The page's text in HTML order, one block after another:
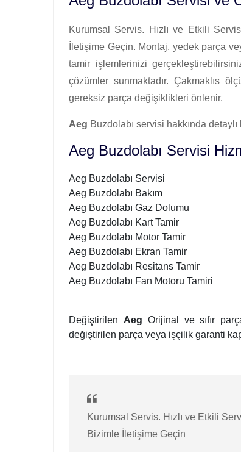
Kurumsal Servis. Hızlı ve Etkili
İletişime Geçin. Montaj, yedek parça
tamir işlemlerinizi
çözümler sunmaktadır. Çakmaklıs
gereksiz parça değişiklikleri önlenir.
Aeg Buzdolabı servisi hakkında
Aeg Buzdolabı Servisi
Aeg Buzdolabı Servisi
Aeg Buzdolabı Bakım
Aeg Buzdolabı Gaz Dolumu
Aeg Buzdolabı Kart Tamir
Aeg Buzdolabı Motor Tamir
Aeg Buzdolabı Ekran Tamir
Aeg Buzdolabı Resitans Tamir
Aeg Buzdolabı Fan Motoru Tamiri
Değiştirilen Aeg Orijinal ve sıfır
değiştirilen parça veya işçilik garanti
Kurumsal Servis. Hızlı ve Etkili
Bizimle İletişime Geçin